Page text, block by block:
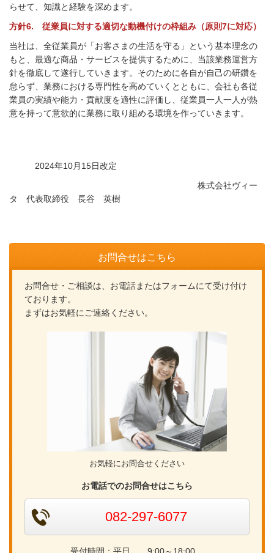
らせて、知識と経験を深めます。
方針6. 従業員に対する適切な動機付けの枠組み（原則7に対応）
当社は、全従業員が「お客さまの生活を守る」という基本理念の
もと、最適な商品・サービスを提供するために、当該業務運営方
針を徹底して遂行していきます。そのために各自が自己の研鑽を
怠らず、業務における専門性を高めていくとともに、会社も各従
業員の実績や能力・貢献度を適性に評価し、従業員一人一人が熱
意を持って意欲的に業務に取り組める環境を作っていきます。
2024年10月15日改定
株式会社ヴィー
タ 代表取締役 長谷 英樹
お問合せはこちら
お問合せ・ご相談は、お電話またはフォームにて受け付け
ております。
まずはお気軽にご連絡ください。
お気軽にお問合せください
お電話でのお問合せはこちら
082-297-6077